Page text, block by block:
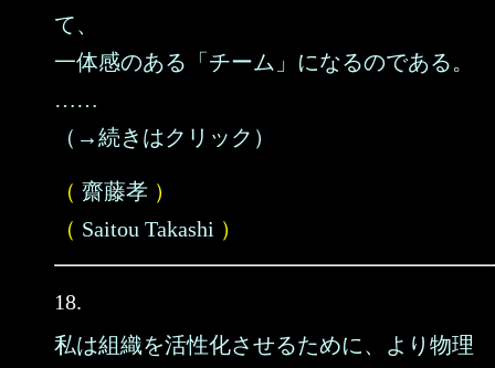
て、
一体感のある「チーム」になるのである。
……
（→続きはクリック）
（ 齋藤孝 ）
（ Saitou Takashi ）
18.
私は組織を活性化させるために、より物理